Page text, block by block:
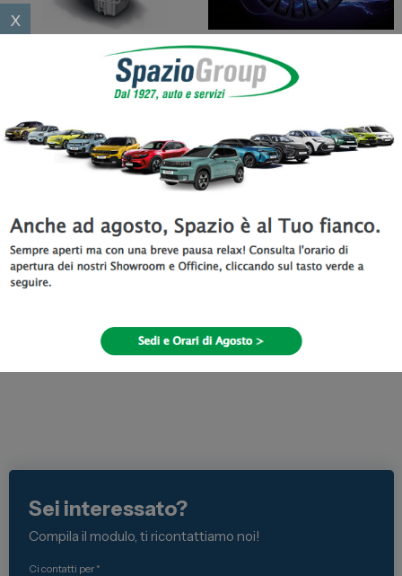
011 22 51 737
spazio@spaziogroup.com
Passa in concessionaria Lancia da Spazio a Torino e vieni a
scoprire nuova gamma Ypsilon Hybrid.
Sei interessato?
Compila il modulo, ti ricontattiamo noi!
Ci contatti per *
x